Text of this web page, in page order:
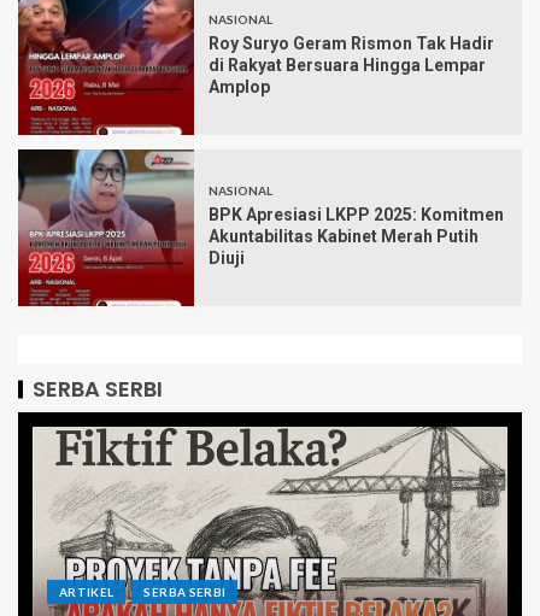
NASIONAL
Roy Suryo Geram Rismon Tak Hadir
di Rakyat Bersuara Hingga Lempar
Amplop
NASIONAL
BPK Apresiasi LKPP 2025: Komitmen
Akuntabilitas Kabinet Merah Putih
Diuji
SERBA SERBI
ARTIKEL SERBA SERBI